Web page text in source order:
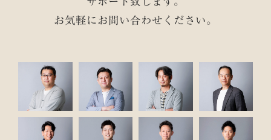
お気軽にお問い合わせください。